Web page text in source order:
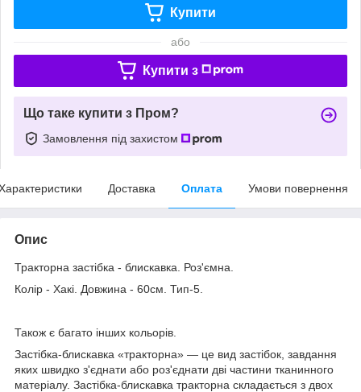
Купити
або
Купити з
Що таке купити з Пром?
Замовлення під захистом
Доставка Оплата Умови повернення
Опис
Тракторна застібка - блискавка. Роз'ємна.
Колір - Хакі. Довжина - 60см. Тип-5.
Також є багато інших кольорів.
Застібка-блискавка «тракторна» — це вид застібок, завдання
яких швидко з'єднати або роз'єднати дві частини тканинного
матеріалу. Застібка-блискавка тракторна складається з двох